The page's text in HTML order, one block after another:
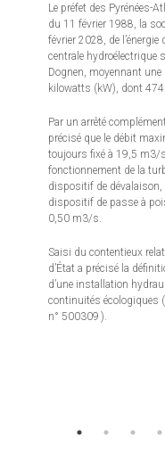
Le préfet des Pyrénées-
du 11 février 1988, la
février 2028, de
centrale hydroélectrique
Dognen, moyennant
kilowatts (kW), dont
Par un arrêté
précisé que le débit
toujours fixé à 19,5 m3/
fonctionnement de la
dispositif de
dispositif de passe à
0,50 m3/s.
Saisi du contentieux
d’État a précisé la
d’une installation
continuités écologiques
n° 500309 ).